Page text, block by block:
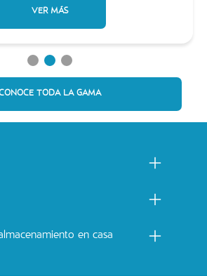
VER MÁS
TODA LA GAMA
en casa